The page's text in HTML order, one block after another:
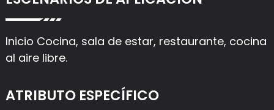
Inicio Cocina, sala de estar, restaurante, cocina
al aire libre.
ATRIBUTO ESPECÍFICO